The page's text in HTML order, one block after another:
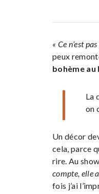
« Ce n’est
peux
bohème
La
on
Un décor
cela, parce
rire. Au
compte, elle
fois j’ai